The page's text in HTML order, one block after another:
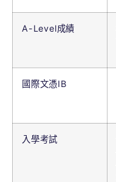
A-Level成績
國際文憑IB
入學考試